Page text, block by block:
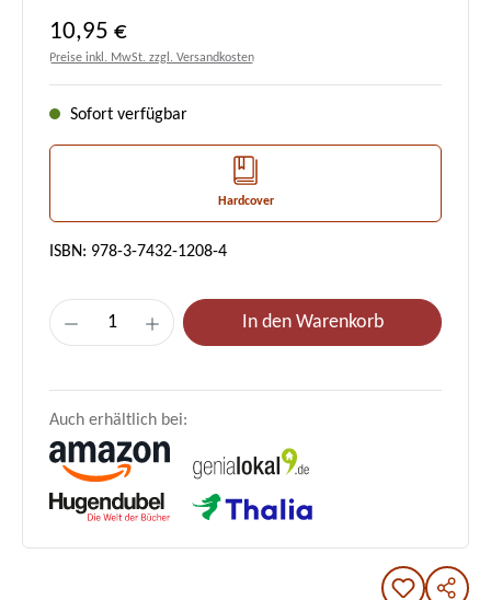
Regulärer Preis:
10,95 €
Preise inkl. MwSt. zzgl. Versandkosten
Sofort verfügbar
Hardcover
ISBN: 978-3-7432-1208-4
Produkt Anzahl: Gib den gewünschten
In den Warenkorb
Auch erhältlich bei: